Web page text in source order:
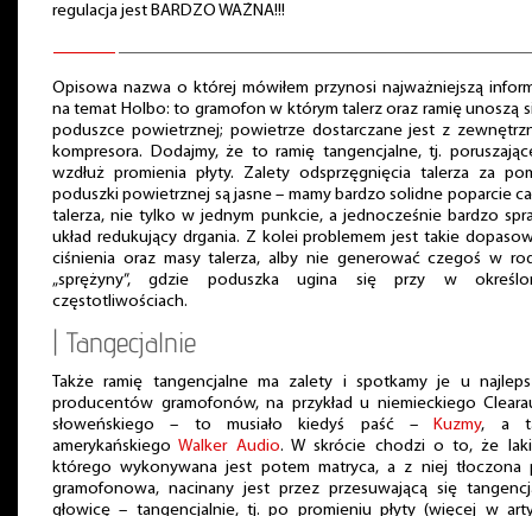
regulacja jest BARDZO WAŻNA!!!
Opisowa nazwa o której mówiłem przynosi najważniejszą
na temat Holbo: to gramofon w którym talerz oraz ramię unoszą
poduszce powietrznej; powietrze dostarczane jest z
kompresora. Dodajmy, że to ramię tangencjalne, tj.
wzdłuż promienia płyty. Zalety odsprzęgnięcia talerza za
poduszki powietrznej są jasne – mamy bardzo solidne poparcie
talerza, nie tylko w jednym punkcie, a jednocześnie bardzo
układ redukujący drgania. Z kolei problemem jest takie
ciśnienia oraz masy talerza, alby nie generować czegoś w
„sprężyny”, gdzie poduszka ugina się przy w
częstotliwościach.
| Tangecjalnie
Także ramię tangencjalne ma zalety i spotkamy je u
producentów gramofonów, na przykład u niemieckiego
słoweńskiego – to musiało kiedyś paść –
Kuzmy, a
amerykańskiegoWalker Audio. W skrócie chodzi o to, że
którego wykonywana jest potem matryca, a z niej tłoczona
gramofonowa, nacinany jest przez przesuwającą się
głowicę – tangencjalnie, tj. po promieniu płyty (więcej w